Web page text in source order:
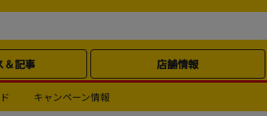
＆記事 店舗情報
キャンペーン情報